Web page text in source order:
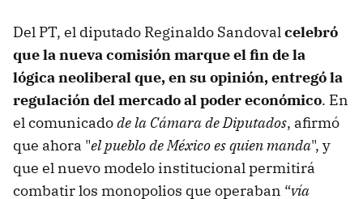
Del PT, el diputado Reginaldo Sandoval celebró
que la nueva comisión marque el fin de la
lógica neoliberal que, en su opinión, entregó la
regulación del mercado al poder económico. En
el comunicadode la Cámara de Diputados, afirmó
que ahora "el pueblo de México es quien manda", y
que el nuevo modelo institucional permitirá
combatir los monopolios que operaban “vía